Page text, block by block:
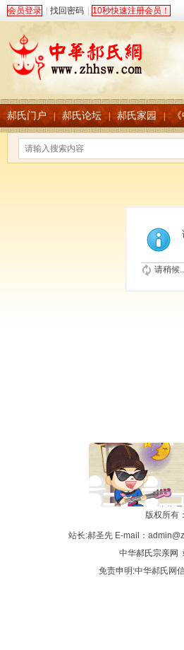
会员登录 找回密码 10秒快速注册会员！
郝氏门户 | 郝氏论坛 | 郝氏家园 |
请稍候
版权所有：
站长:郝圣先 E-mail：
中华郝氏宗亲网
免责申明:中华郝氏网